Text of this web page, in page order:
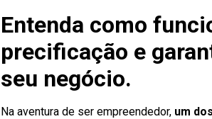
Entenda como
precificação e
seu negócio.
Na aventura de ser empreendedor, um